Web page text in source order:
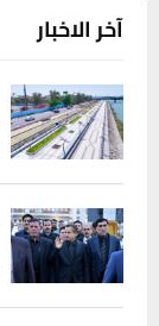
آخر الاخبار